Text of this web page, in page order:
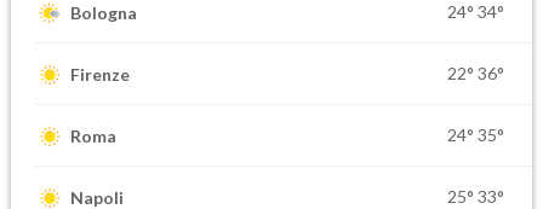
Bologna 24° 34°
Firenze 22° 36°
Roma 24° 35°
Napoli 25° 33°